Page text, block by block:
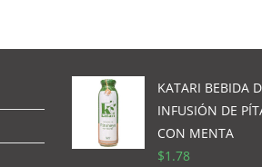
KATARI BEBIDA
INFUSIÓN DE
CON MENTA
$1.78